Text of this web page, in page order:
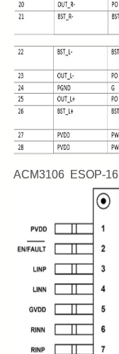
ACM3106 ESOP-16